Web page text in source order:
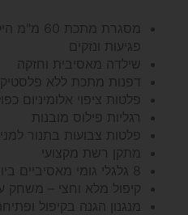
2000
מבית
Roberto
מסגרת
פגיעות ונזקים
שילדה מאסיבית וחזקה
דפנות מתכת ללא
פלטות ציפוי אלומיניום כפול
רגליות פילוס מובנות
פלטות צבועות בתנור
מתקן רשת מקצועי
8 גלגלי גומי מאסיביים ביותר עם מעצורים
קיפול מלא וחצי – משחק
מנגנון הגנה בקיפול